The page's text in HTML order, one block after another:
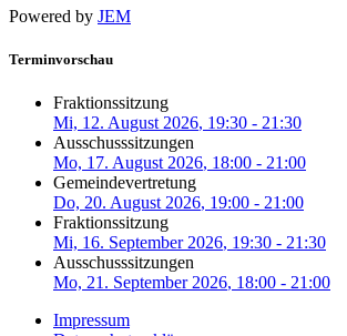
Powered by JEM
Terminvorschau
Fraktionssitzung
Mi, 12. August 2026, 19:30 - 21:30
Ausschusssitzungen
Mo, 17. August 2026, 18:00 - 21:00
Gemeindevertretung
Do, 20. August 2026, 19:00 - 21:00
Fraktionssitzung
Mi, 16. September 2026, 19:30 - 21:30
Ausschusssitzungen
Mo, 21. September 2026, 18:00 - 21:00
Impressum